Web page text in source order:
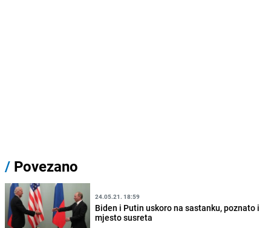
/ Povezano
24.05.21. 18:59
Biden i Putin uskoro na sastanku, poznato i
mjesto susreta